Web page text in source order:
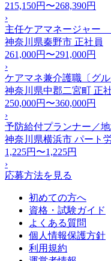
215,150円〜268,390円
›
主任ケアマネージャ
神奈川県秦野市 正社員
261,000円〜291,000円
›
ケアマネ兼介護職〔グ
神奈川県中郡二宮町 正
250,000円〜360,000円
›
予防給付プランナー／
神奈川県横浜市 パート
1,225円〜1,225円
›
応募方法を見る
初めての方へ
資格・試験ガイド
よくある質問
個人情報保護方針
利用規約